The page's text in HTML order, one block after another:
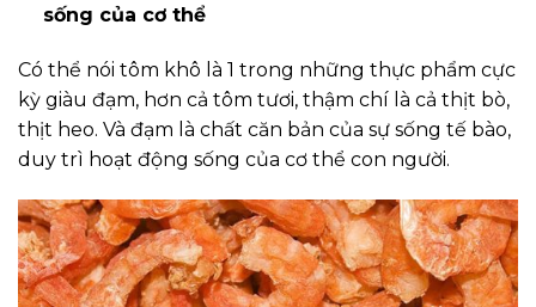
sống của cơ thể
Có thể nói tôm khô là 1 trong những thực phẩm cực
kỳ giàu đạm, hơn cả tôm tươi, thậm chí là cả thịt bò,
thịt heo. Và đạm là chất căn bản của sự sống tế bào,
duy trì hoạt động sống của cơ thể con người.